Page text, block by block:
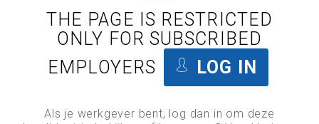
THE PAGE IS RESTRICTED
ONLY FOR SUBSCRIBED
EMPLOYERS
LOG IN
Als je werkgever bent, log dan in om deze